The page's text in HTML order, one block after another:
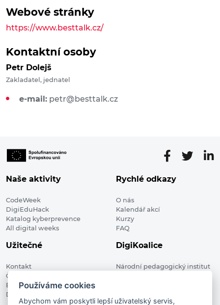
Webové stránky
https://www.besttalk.cz/
Kontaktní osoby
Petr Dolejš
Zakladatel, jednatel
e-mail: petr@besttalk.cz
Naše aktivity
CodeWeek
DigiEduHack
Katalog kyberprevence
All digital weeks
Rychlé odkazy
O nás
Kalendář akcí
Kurzy
FAQ
Užitečné
Kontakt
Členské organizace
Blog
Digitalizace ve vzdělávání
DigiKoalice
Národní pedagogický institut
Používáme cookies
Abychom vám poskytli lepší uživatelský servis,